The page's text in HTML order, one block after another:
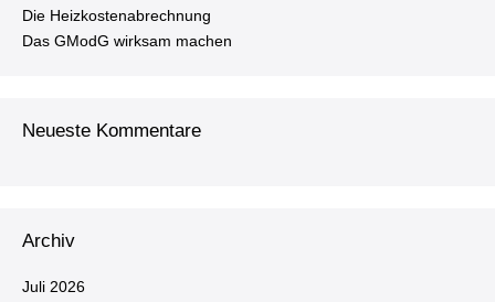
Die Heiz­kos­ten­ab­rech­nung
Das GModG wirksam machen
Neueste Kommentare
Archiv
Juli 2026